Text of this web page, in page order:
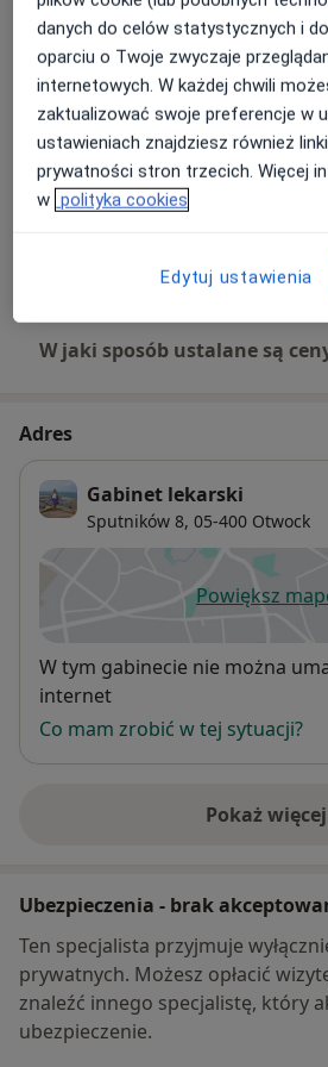
Szczegóły
Konsultacja pediatryczna (dzieci
Szczegóły
Orzeczenie o stanie zdrowia
Szczegóły
W jaki sposób ustalane są
Adres
Gabinet lekarski
Sputników 8, 05-400 Otwock
Powiększ
Dostępność
W tym gabinecie nie można
internet
Co mam zrobić w tej sytuacji?
Pokaż więcej
o
Ubezpieczenia - brak
Ten specjalista przyjmuje
prywatnych. Możesz opłacić
znaleźć innego specjalistę, który
ubezpieczenie.
danych do celów statystycznych i
oparciu o Twoje zwyczaje
internetowych. W każdej chwili
zaktualizować swoje preferencje w
ustawieniach znajdziesz również
prywatności stron trzecich. Więcej
w polityka cookies
Edytuj ustawienia